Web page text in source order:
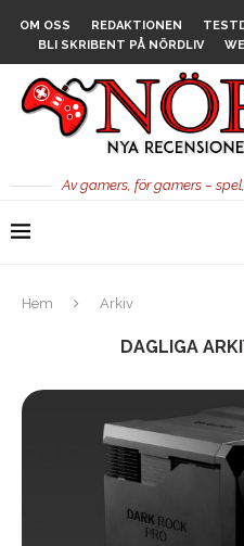
OM OSS REDAKTIONEN
BLI SKRIBENT PÅ NÖRDLIV
Av gamers, för gamers –
Hem Arkiv
DAGLIGA